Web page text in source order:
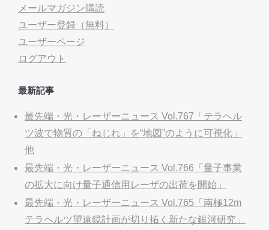
メールマガジン購読
ユーザー登録（無料）
ユーザーページ
ログアウト
最新記事
最先端・光・レーザーニュース Vol.767「テラヘル
ツ波で物質の「ねじれ」を“地図”のように可視化」
他
最先端・光・レーザーニュース Vol.766「量子事業
の拡大に向け量子通信用レーザの出荷を開始」
最先端・光・レーザーニュース Vol.765「南極12m
テラヘルツ望遠鏡計画が切り拓く新たな銀河研究」